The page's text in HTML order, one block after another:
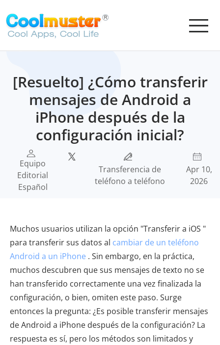
[Resuelto] ¿Cómo transferir
mensajes de Android a
iPhone después de la
configuración inicial?
Equipo
Editorial
Español
Transferencia de
teléfono a teléfono
Apr 10,
2026
Muchos usuarios utilizan la opción "Transferir a iOS "
para transferir sus datos al cambiar de un teléfono
Android a un iPhone . Sin embargo, en la práctica,
muchos descubren que sus mensajes de texto no se
han transferido correctamente una vez finalizada la
configuración, o bien, omiten este paso. Surge
entonces la pregunta: ¿Es posible transferir mensajes
de Android a iPhone después de la configuración? La
respuesta es sí, pero los métodos son limitados y